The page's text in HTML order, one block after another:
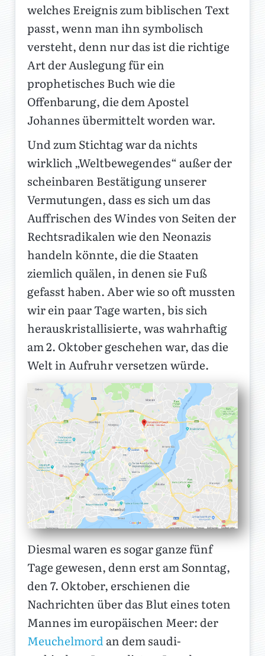
welches Ereignis zum biblischen Text
passt, wenn man ihn symbolisch
versteht, denn nur das ist die richtige
Art der Auslegung für ein
prophetisches Buch wie die
Offenbarung, die dem Apostel
Johannes übermittelt worden war.
Und zum Stichtag war da nichts
wirklich „Weltbewegendes“ außer der
scheinbaren Bestätigung unserer
Vermutungen, dass es sich um das
Auffrischen des Windes von Seiten der
Rechtsradikalen wie den Neonazis
handeln könnte, die die Staaten
ziemlich quälen, in denen sie Fuß
gefasst haben. Aber wie so oft mussten
wir ein paar Tage warten, bis sich
herauskristallisierte, was wahrhaftig
am 2. Oktober geschehen war, das die
Welt in Aufruhr versetzen würde.
Diesmal waren es sogar ganze fünf
Tage gewesen, denn erst am Sonntag,
den 7. Oktober, erschienen die
Nachrichten über das Blut eines toten
Mannes im europäischen Meer: der
Meuchelmord an dem saudi-